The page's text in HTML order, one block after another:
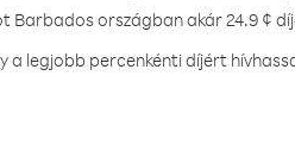
Barbados országban akár 24.9 ¢
legjobb percenkénti díjért